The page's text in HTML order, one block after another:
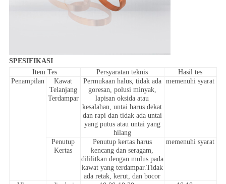
SPESIFIKASI
Item Tes
Persyaratan teknis
Hasil tes
Penampilan
Kawat
Telanjang
Terdampar
Permukaan halus, tidak ada
goresan, polusi minyak,
lapisan oksida atau
kesalahan, untai harus dekat
dan rapi dan tidak ada untai
yang putus atau untai yang
hilang
memenuhi syarat
Penutup
Kertas
Penutup kertas harus
kencang dan seragam,
dililitkan dengan mulus pada
kawat yang terdampar.Tidak
ada retak, kerut, dan bocor
memenuhi syarat